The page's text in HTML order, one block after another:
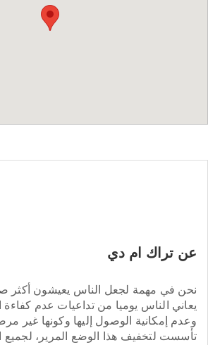
عن تراك ام دي
نحن في مهمة لجعل الناس يعيشون أكثر
يعاني الناس يوميا من تداعيات عدم كفاءة
وعدم إمكانية الوصول إليها وكونها غير
تأسست لتخفيف هذا الوضع المرير، لجميع